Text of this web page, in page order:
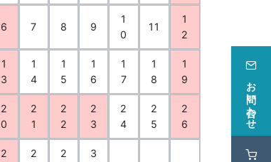
6 7 8 9
1
0
11
1
2
1
3
1
4
1
5
1
6
1
7
1
8
1
9
2
0
2
1
2
2
2
3
2
4
2
5
2
6
2
2
2
3
お問い合わせ